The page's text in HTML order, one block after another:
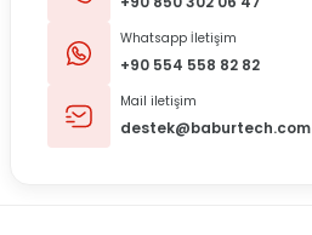
Whatsapp İletişim
+90 554 558 82 82
Mail iletişim
destek@baburtech.com